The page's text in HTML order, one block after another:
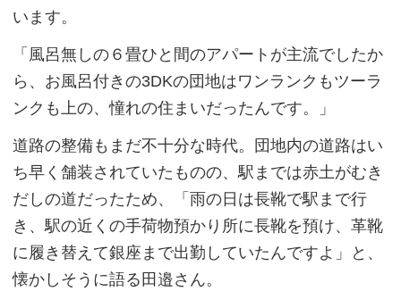
います。
「風呂無しの６畳ひと間のアパートが主流でしたか
ら、お風呂付きの3DKの団地はワンランクもツーラ
ンクも上の、憧れの住まいだったんです。」
道路の整備もまだ不十分な時代。団地内の道路はい
ち早く舗装されていたものの、駅までは赤土がむき
だしの道だったため、「雨の日は長靴で駅まで行
き、駅の近くの手荷物預かり所に長靴を預け、革靴
に履き替えて銀座まで出勤していたんですよ」と、
懐かしそうに語る田邉さん。